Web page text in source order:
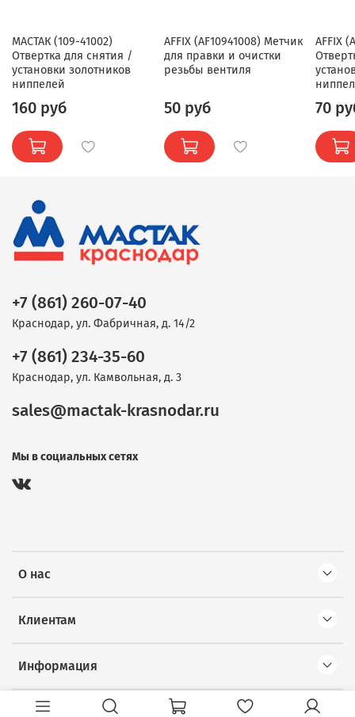
МАСТАК (109-41002)
Отвертка для снятия /
установки золотников
ниппелей
160 руб
AFFIX (AF10941008) Метчик
для правки и очистки
резьбы вентиля
50 руб
AFFIX
70
О нас
Клиентам
Информация
+7 (861) 260-07-40
Краснодар, ул. Фабричная, д. 14/2
+7 (861) 234-35-60
Краснодар, ул. Камвольная, д. 3
sales@mactak-krasnodar.ru
Мы в социальных сетях